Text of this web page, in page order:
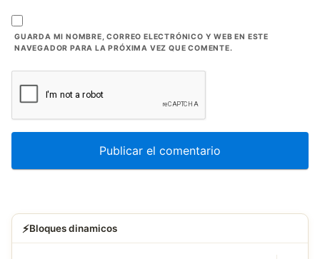
GUARDA MI NOMBRE, CORREO ELECTRÓNICO Y WEB EN ESTE
NAVEGADOR PARA LA PRÓXIMA VEZ QUE COMENTE.
⚡Bloques dinamicos